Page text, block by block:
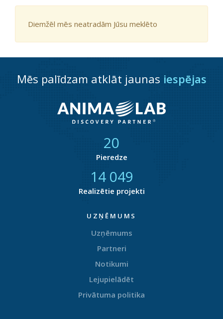
Diemžēl mēs neatradām Jūsu meklēto
Mēs palīdzam atklāt jaunas iespējas
21
Pieredze
14 416
Realizētie projekti
UZŅĒMUMS
Uzņēmums
Partneri
Notikumi
Lejupielādēt
Privātuma politika